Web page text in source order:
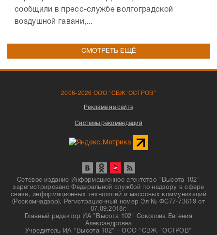
сообщили в пресс-службе волгоградской
воздушной гавани,...
СМОТРЕТЬ ЕЩЁ
2006-2026 ООО "СВЖ"ОСТРОВ"
Реклама на сайте
Системы рекомендаций
Сетевое издание Информационное агентство "Высота 102"
зарегистрировано Федеральной службой по надзору в сфере
связи, информационных технологий и массовых коммуникаций
(Роскомнадзор). Регистрационный номер Эл № ФС77-73619 от
07.09.2018г.
Главный редактор ИА "Высота 102" Соколова Евгения
Александровна
Учредитель ИА "Высота 102" - ООО "СВЖ "ОСТРОВ"